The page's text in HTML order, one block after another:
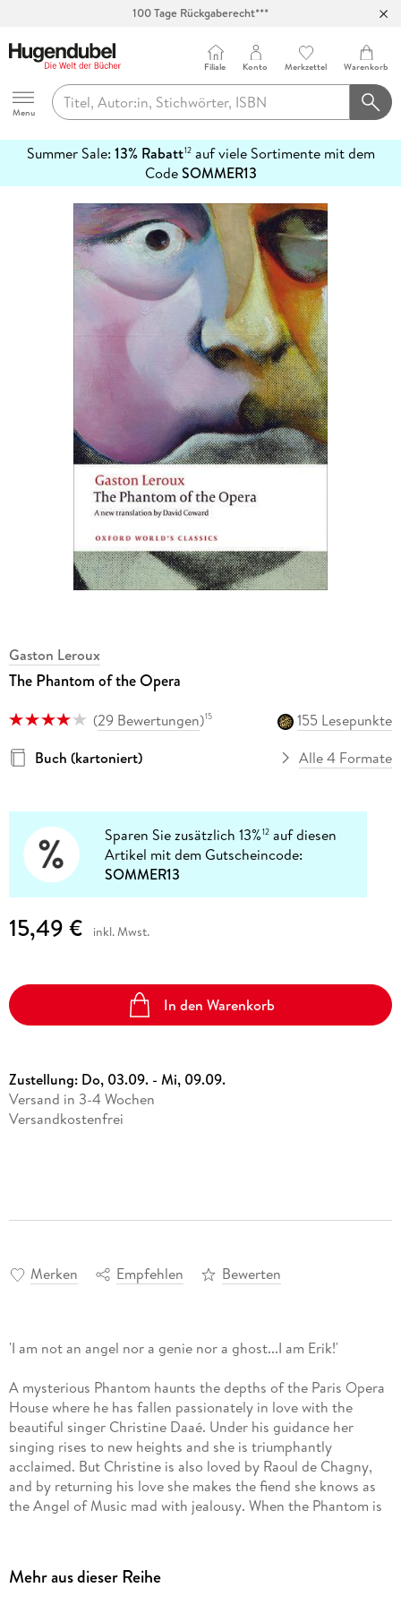
Abholung in über 100 Filialen
Hugendubel
Menu
Filiale Konto Merkzettel Warenkorb
Summer Sale: 13% Rabatt12auf viele Sortimente mit dem
CodeSOMMER13
erfahren
Gaston Leroux
The Phantom of the Opera
(29 Bewertungen)15
155 Lesepunkte
Buch (kartoniert)
Alle 4 Formate
Sparen Sie zusätzlich 13%12 auf diesen
Artikel mit dem Gutscheincode:
SOMMER13
15,49 € inkl. Mwst.
In den Warenkorb
Zustellung: Do, 03.09. - Mi, 09.09.
Versand in 3-4 Wochen
Versandkostenfrei
Merken Empfehlen Bewerten
'I am not an angel nor a genie nor a ghost...I am Erik!'
A mysterious Phantom haunts the depths of the Paris Opera
House where he has fallen passionately in love with the
beautiful singer Christine Daaé. Under his guidance her
singing rises to new heights and she is triumphantly
acclaimed. But Christine is also loved by Raoul de Chagny,
and by returning his love she makes the fiend she knows as
the Angel of Music mad with jealousy. When the Phantom is
1910, and its outlines are known to many more who have seen
Mehr aus dieser Reihe